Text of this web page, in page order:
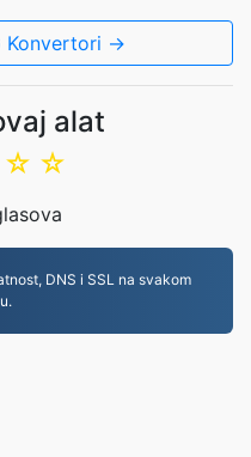
Konvertori →
alat
☆
☆
DNS i SSL na svakom